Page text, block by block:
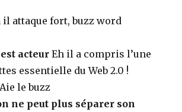
il attaque fort, buzz word
acteur Eh il a compris l’une
essentielle du Web 2.0 !
Aie le buzz
ne peut plus séparer son